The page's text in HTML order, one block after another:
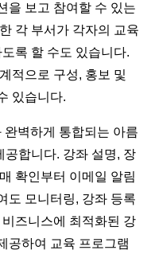
을 보고 참여할 수 있는
각 부서가 각자의 교육
록 할 수도 있습니다.
적으로 구성, 홍보 및
있습니다.
벽하게 통합되는 아름
공합니다. 강좌 설명, 장
확인부터 이메일 알림
도 모니터링, 강좌 등록
즈니스에 최적화된 강
공하여 교육 프로그램